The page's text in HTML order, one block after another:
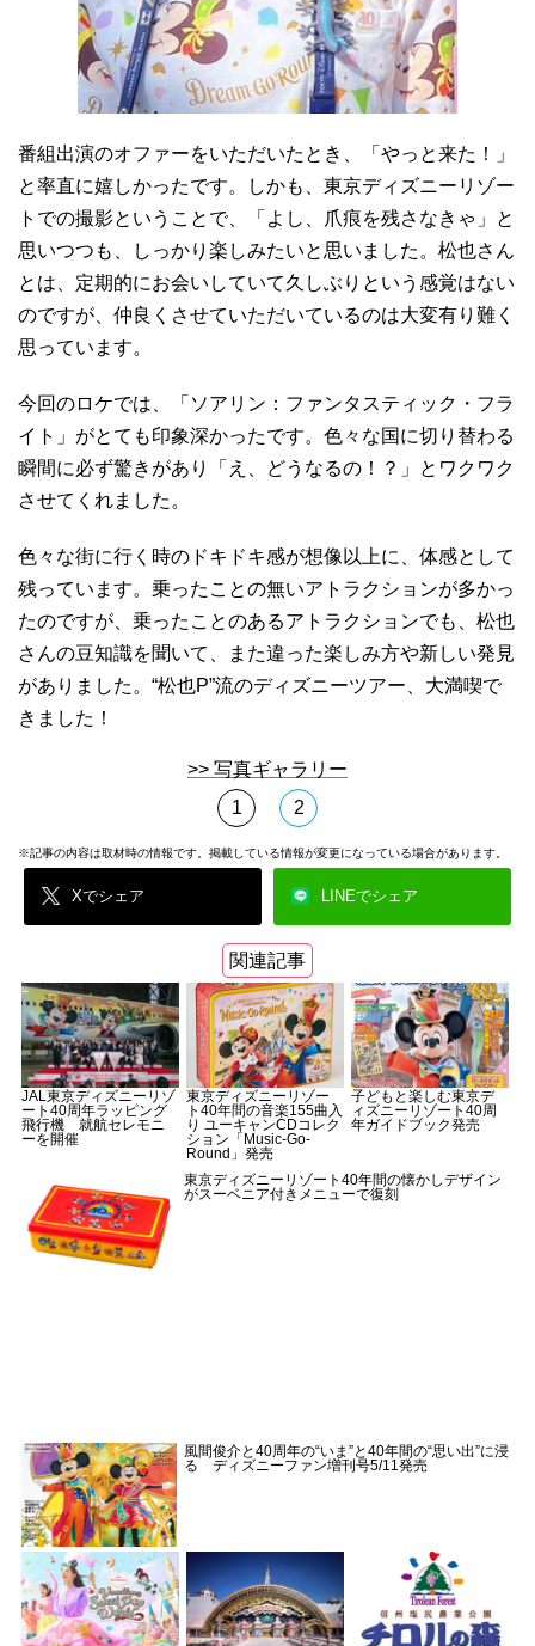
番組出演のオファーをいただいたとき、「やっと来た！」
と率直に嬉しかったです。しかも、東京ディズニーリゾー
トでの撮影ということで、「よし、爪痕を残さなきゃ」と
思いつつも、しっかり楽しみたいと思いました。松也さん
とは、定期的にお会いしていて久しぶりという感覚はない
のですが、仲良くさせていただいているのは大変有り難く
思っています。
今回のロケでは、「ソアリン：ファンタスティック・フラ
イト」がとても印象深かったです。色々な国に切り替わる
瞬間に必ず驚きがあり「え、どうなるの！？」とワクワク
させてくれました。
色々な街に行く時のドキドキ感が想像以上に、体感として
残っています。乗ったことの無いアトラクションが多かっ
たのですが、乗ったことのあるアトラクションでも、松也
さんの豆知識を聞いて、また違った楽しみ方や新しい発見
がありました。“松也P”流のディズニーツアー、大満喫で
きました！
>> 写真ギャラリー
1
2
※記事の内容は取材時の情報です。掲載している情報が変更になっている場合があります。
Xでシェア LINEでシェア
関連記事
JAL東京ディズニーリゾ
ート40周年ラッピング
飛行機 就航セレモニ
ーを開催
東京ディズニーリゾー
ト40年間の音楽155曲入
り ユーキャンCDコレク
ション「Music-Go-
Round」発売
子どもと楽しむ東京デ
ィズニーリゾート40周
年ガイドブック発売
東京ディズニーリゾート40年間の懐かしデザイン
がスーベニア付きメニューで復刻
風間俊介と40周年の“いま”と40年間の“思い出”に浸
る ディズニーファン増刊号5/11発売